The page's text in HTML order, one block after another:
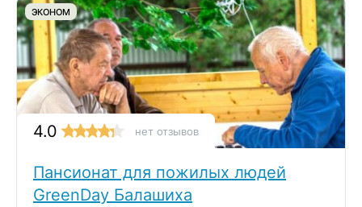
ЭКОНОМ
4.0 нет отзывов
Пансионат для пожилых людей
GreenDay Балашиха